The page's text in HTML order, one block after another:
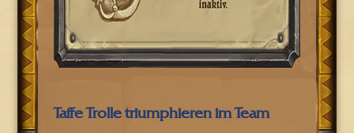
Taffe Trolle triumphieren im Team